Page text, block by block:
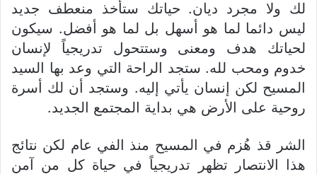
لك ولا مجرد ديان. حياتك ستأخذ منعطف جديد
ليس دائما لما هو أسهل بل لما هو أفضل. سيكون
لحياتك هدف ومعنى وستتحول تدريجياً لإنسان
خدوم ومحب لله. ستجد الراحة التي وعد بها السيد
المسيح لكن إنسان يأتي إليه. وستجد أن لك أسرة
روحية على الأرض هي بداية المجتمع الجديد.
الشر قذ هُزم في المسيح منذ الفي عام لكن نتائج
هذا الانتصار تظهر تدريجياً في حياة كل من آمن